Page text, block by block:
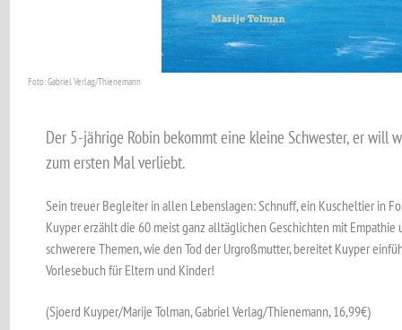
Foto: Gabriel Verlag/Thienemann
Der 5-jährige Robin bekommt eine kleine Schwester, er will
zum ersten Mal verliebt.
Sein treuer Begleiter in allen Lebenslagen: Schnuff, ein Kuscheltier in
Kuyper erzählt die 60 meist ganz alltäglichen Geschichten mit
schwerere Themen, wie den Tod der Urgroßmutter, bereitet Kuyper
Vorlesebuch für Eltern und Kinder!
(Sjoerd Kuyper/Marije Tolman, Gabriel Verlag/Thienemann, 16,99€)